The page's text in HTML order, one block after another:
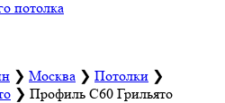
потолка
❯ Москва ❯ Потолки ❯
❯ Профиль С60 Грильято